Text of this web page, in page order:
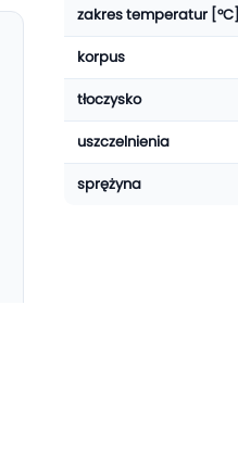
zakres temperatur [°C]
korpus
tłoczysko
uszczelnienia
sprężyna